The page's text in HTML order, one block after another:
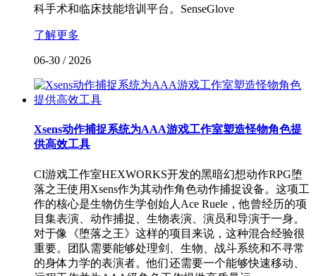
科手术和临床技能培训平台。SenseGlove
了解更多
06-30 / 2026
Xsens动作捕捉系统为AAA游戏工作室塑造怪物角色提
供高效工具
CI游戏工作室HEXWORKS开发的黑暗幻想动作RPG堕
落之王使用Xsens作为其动作角色动作捕捉设备。这项工
作的核心是生物仿生学创始人Ace Ruele，他曾经历的项
目集表演、动作捕捉、生物表演、演员和导演于一身。
对于像《堕落之王》这样的项目来说，这种混合经验很
重要。团队需要能够处理剑、生物、战斗系统和不寻常
的身体力学的表演者。他们还需要一个能够快速移动、